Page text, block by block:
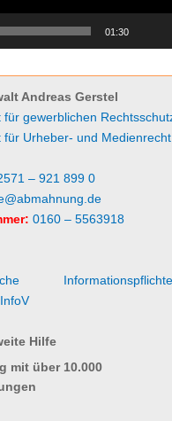
01:30
Andreas Gerstel
für gewerblichen
für Urheber- und Medienrecht
– 921 899 0
0160 – 5563918
Hilfe
mit über 10.000